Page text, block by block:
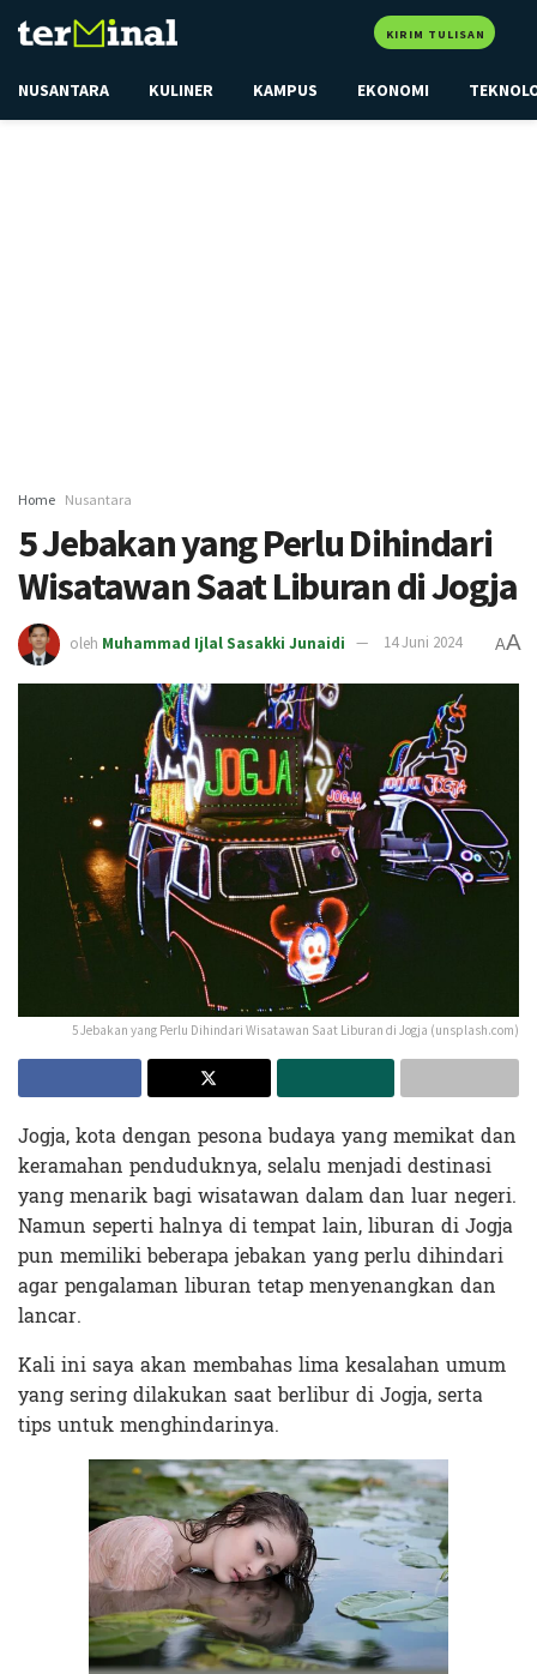
KIRIM TULISAN
NUSANTARA KULINER KAMPUS EKONOMI
Home Nusantara
5 Jebakan yang Perlu Dihindari
Wisatawan Saat Liburan di Jogja
oleh Muhammad Ijlal Sasakki Junaidi 14 Juni 2024 AA
5 Jebakan yang Perlu Dihindari Wisatawan Saat Liburan di Jogja (unsplash.com)
Jogja, kota dengan pesona budaya yang memikat dan
keramahan penduduknya, selalu menjadi destinasi
yang menarik bagi wisatawan dalam dan luar negeri.
Namun seperti halnya di tempat lain, liburan di Jogja
pun memiliki beberapa jebakan yang perlu dihindari
agar pengalaman liburan tetap menyenangkan dan
lancar.
Kali ini saya akan membahas lima kesalahan umum
yang sering dilakukan saat berlibur di Jogja, serta
tips untuk menghindarinya.